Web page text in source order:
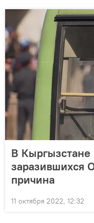
В Кыргызстане
заразившихся
причина
11 октября 2022, 12:32